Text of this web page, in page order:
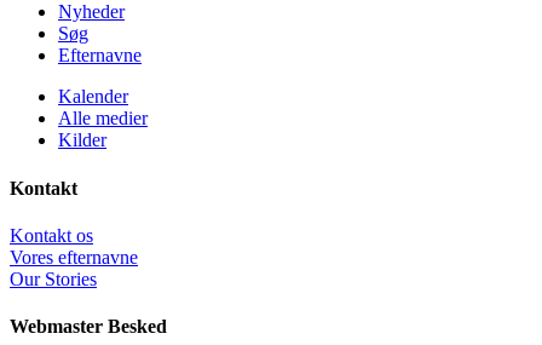
Nyheder
Søg
Efternavne
Kalender
Alle medier
Kilder
Kontakt
Kontakt os
Vores efternavne
Our Stories
Webmaster Besked